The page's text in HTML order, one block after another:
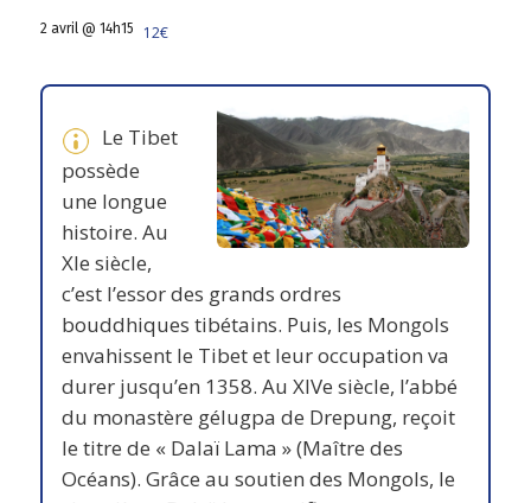
2 avril @ 14h15 12€
Le Tibet
possède
une longue
histoire. Au
XIe siècle,
c’est l’essor des grands ordres
bouddhiques tibétains. Puis, les Mongols
envahissent le Tibet et leur occupation va
durer jusqu’en 1358. Au XIVe siècle, l’abbé
du monastère gélugpa de Drepung, reçoit
le titre de « Dalaï Lama » (Maître des
Océans). Grâce au soutien des Mongols, le